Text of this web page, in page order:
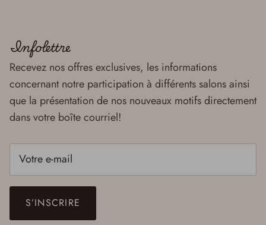
Infolettre
Recevez nos offres exclusives, les informations
concernant notre participation à différents salons ainsi
que la présentation de nos nouveaux motifs directement
dans votre boîte courriel!
S’INSCRIRE